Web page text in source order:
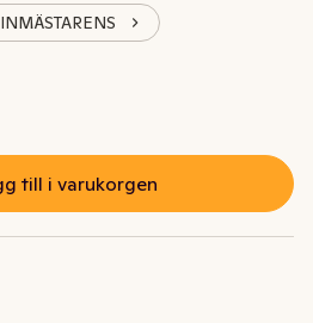
kr
till i varukorgen